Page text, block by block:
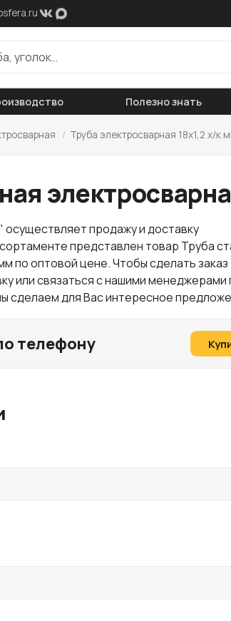
Полезно знать
/ Труба электросварная 18x1,2 х/к
продажу и доставку
представлен товар Труба
по оптовой цене. Чтобы сделать заказ
или связаться с нашими менеджерами
сделаем для Вас интересное
телефону